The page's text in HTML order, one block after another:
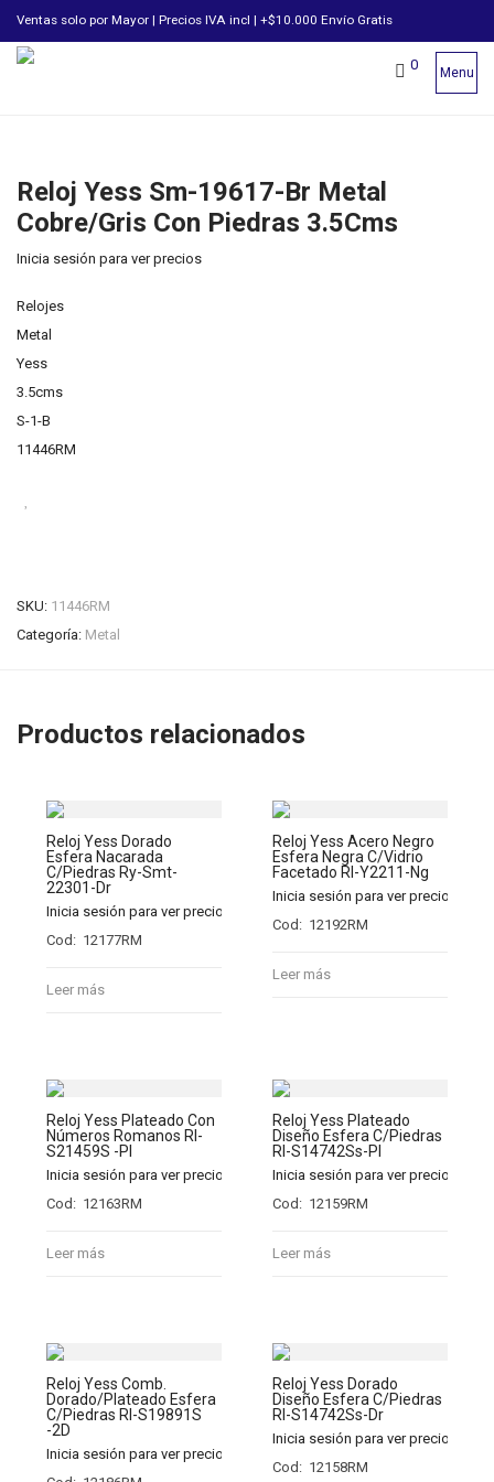
Ventas solo por Mayor | Precios IVA incl | +$10.000 Envío Gratis
0 Menu
Reloj Yess Sm-19617-Br Metal
Cobre/Gris Con Piedras 3.5Cms
Inicia sesión para ver precios
Relojes
Metal
Yess
3.5cms
S-1-B
11446RM
SKU: 11446RM
Categoría: Metal
Productos relacionados
Reloj Yess Dorado
Esfera Nacarada
C/Piedras Ry-Smt-
22301-Dr
Inicia sesión para ver precios
Cod: 12177RM
Leer más
Reloj Yess Acero Negro
Esfera Negra C/Vidrio
Facetado Rl-Y2211-Ng
Inicia sesión para ver precios
Cod: 12192RM
Leer más
Reloj Yess Plateado Con
Números Romanos Rl-
S21459S -Pl
Inicia sesión para ver precios
Cod: 12163RM
Leer más
Reloj Yess Plateado
Diseño Esfera C/Piedras
Rl-S14742Ss-Pl
Inicia sesión para ver precios
Cod: 12159RM
Leer más
Reloj Yess Comb.
Dorado/Plateado Esfera
C/Piedras Rl-S19891S
-2D
Inicia sesión para ver precios
Reloj Yess Dorado
Diseño Esfera C/Piedras
Rl-S14742Ss-Dr
Inicia sesión para ver precios
Cod: 12158RM